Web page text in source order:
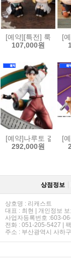
[예약][특전] 룩업 블
107,000원
[
[예약]나루토 걸즈
292,000원
[
상점정보
상호명 : 리캐스트
대표 : 최현 | 개인정보
사업자등록번호 :603-
전화 : 051-205-5427 |
주소 : 부산광역시 사하